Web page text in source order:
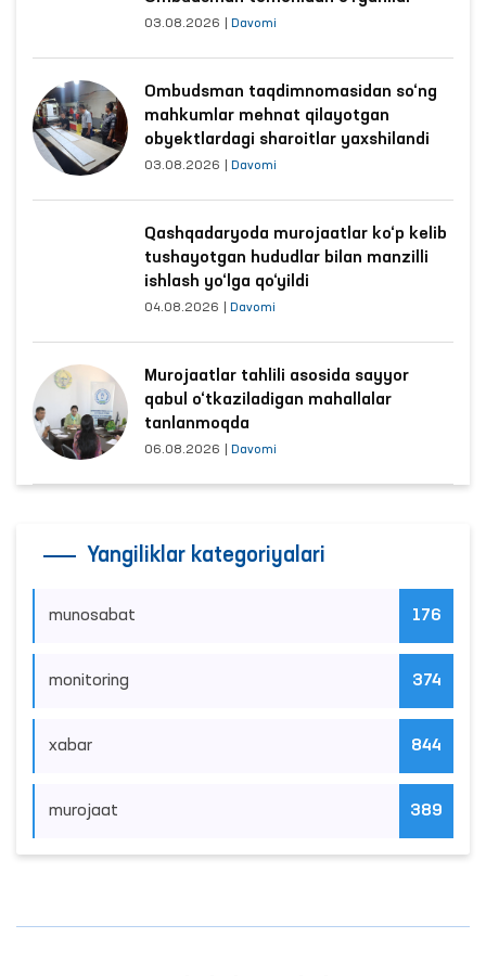
03.08.2026 Davomi
Ombudsman taqdimnomasidan so‘ng
mahkumlar mehnat qilayotgan
obyektlardagi sharoitlar yaxshilandi
03.08.2026 Davomi
Qashqadaryoda murojaatlar ko‘p kelib
tushayotgan hududlar bilan manzilli
ishlash yo‘lga qo‘yildi
04.08.2026 Davomi
Murojaatlar tahlili asosida sayyor
qabul o‘tkaziladigan mahallalar
tanlanmoqda
06.08.2026 Davomi
Yangiliklar kategoriyalari
munosabat 176
monitoring 374
xabar 844
murojaat 389